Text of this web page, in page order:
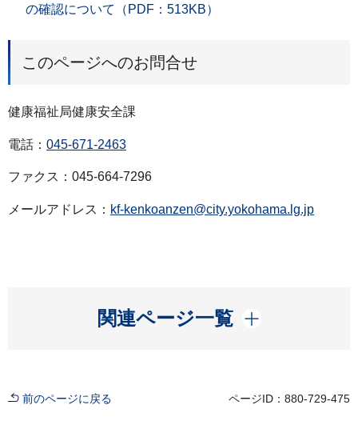
の確認について（PDF：513KB）
このページへのお問合せ
健康福祉局健康安全課
電話： 045-671-2463
ファクス：045-664-7296
メールアドレス： kf-kenkoanzen@city.yokohama.lg.jp
関連ページ一覧
開く
前のページに戻る ページID：880-729-475